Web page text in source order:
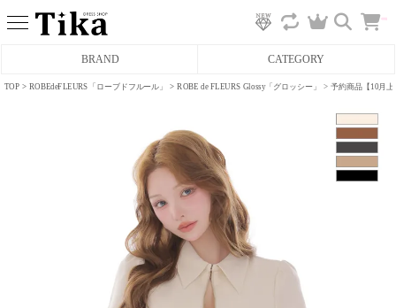
BRAND CATEGORY
へ
TOP ROBEdeFLEURS「ローブドフルール」 ROBE de FLEURS Glossy「グロッシー」 予約商品【10月